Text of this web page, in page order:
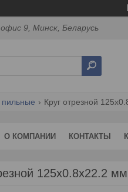
9, Минск, Беларусь
пильные Круг отрезной
О КОМПАНИИ КОНТАКТЫ
125х0.8x22.2